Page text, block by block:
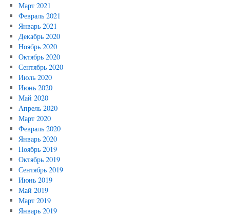
Март 2021
Февраль 2021
Январь 2021
Декабрь 2020
Ноябрь 2020
Октябрь 2020
Сентябрь 2020
Июль 2020
Июнь 2020
Май 2020
Апрель 2020
Март 2020
Февраль 2020
Январь 2020
Ноябрь 2019
Октябрь 2019
Сентябрь 2019
Июнь 2019
Май 2019
Март 2019
Январь 2019